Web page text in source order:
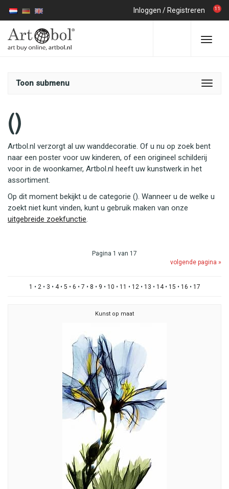
Inloggen / Registreren 11
Toon submenu
()
Artbol.nl verzorgt al uw wanddecoratie. Of u nu op zoek bent
naar een poster voor uw kinderen, of een origineel schilderij
voor in de woonkamer, Artbol.nl heeft uw kunstwerk in het
assortiment.
Op dit moment bekijkt u de categorie (). Wanneer u de welke u
zoekt niet kunt vinden, kunt u gebruik maken van onze
uitgebreide zoekfunctie.
Pagina 1 van 17
volgende pagina »
1 • 2• 3 • 4• 5 • 6 • 7 • 8 • 9 • 10 • 11 • 12• 13 • 14• 15 • 16 • 17
Kunst op maat